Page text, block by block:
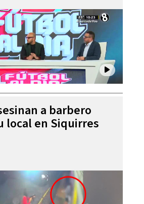
a barbero
local en Siquirres